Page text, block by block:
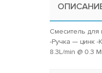
Смеситель для
-Ручка — цинк -
8.3L/min @ 0.3